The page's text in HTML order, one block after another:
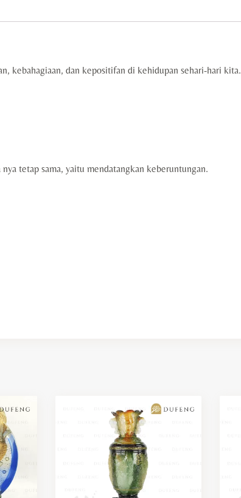
kebahagiaan, dan kepositifan di kehidupan sehari-hari kita.
tetap sama, yaitu mendatangkan keberuntungan.